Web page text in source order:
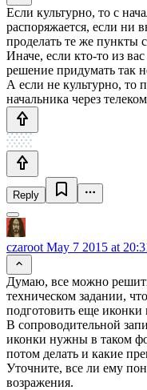
Если культурно, то с
распоряжается, если ни
проделать те же пункты
Иначе, если кто-то из
решение придумать так
А если не культурно, то
начальника через
Reply
czaroot May 7 2015 at
Думаю, все можно
техническом задании,
подготовить еще
В сопроводительной
иконки нужны в таком
потом делать и какие
Уточните, все ли ему
возражения.